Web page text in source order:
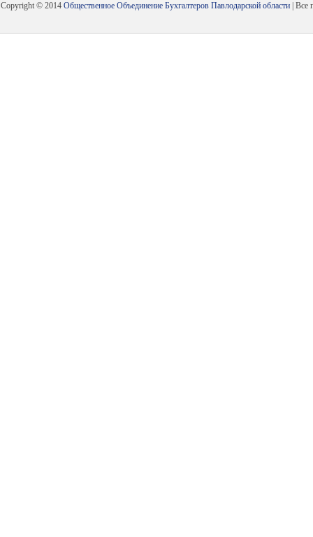
Copyright © 2014 Общественное Объединение Бухгалтеров Павлодарской области | Все